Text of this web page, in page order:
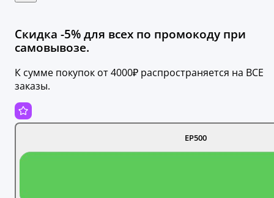
Скидка -5% для всех по промокоду при
самовывозе.
К сумме покупок от 4000₽ распространяется на ВСЕ
заказы.
ЕР500